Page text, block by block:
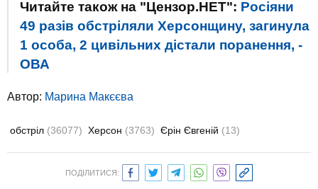
Читайте також на "Цензор.НЕТ": Росіяни
49 разів обстріляли Херсонщину, загинула
1 особа, 2 цивільних дістали поранення, -
ОВА
Автор: Марина Макєєва
обстріл (36077) Херсон (3763) Єрін Євгеній (13)
ПОДІЛИТИСЯ: